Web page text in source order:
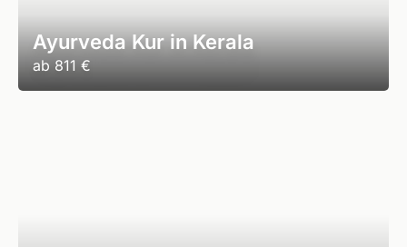
Ayurveda Kur in Kerala
ab 811 €